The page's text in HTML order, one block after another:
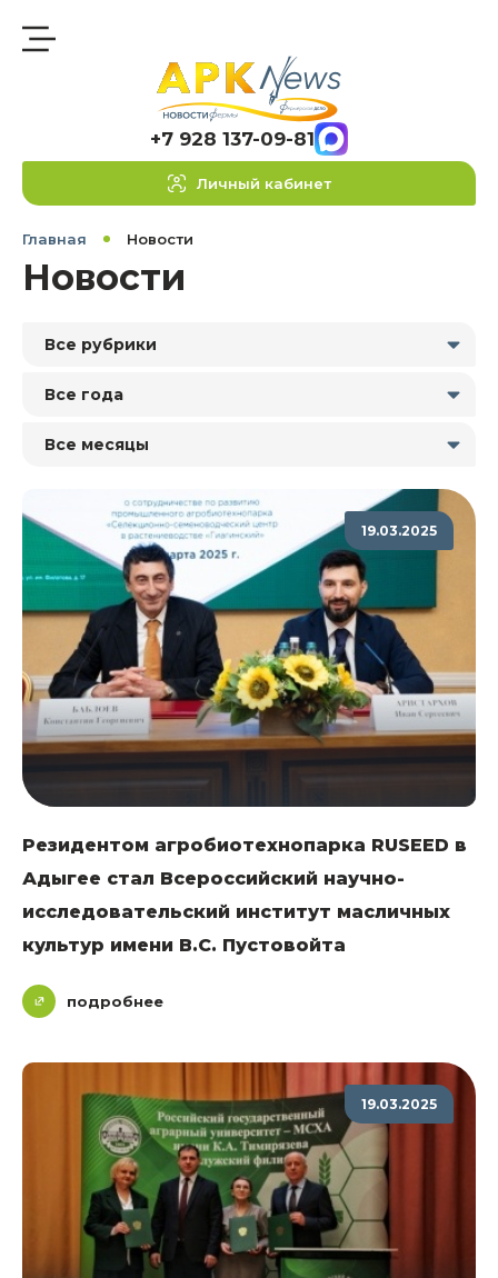
+7 928 137-09-81
Личный кабинет
Главная Новости
Новости
Все рубрики
Все года
Все месяцы
19.03.2025
Резидентом агробиотехнопарка RUSEED в
Адыгее стал Всероссийский научно-
исследовательский институт масличных
культур имени В.С. Пустовойта
подробнее
19.03.2025